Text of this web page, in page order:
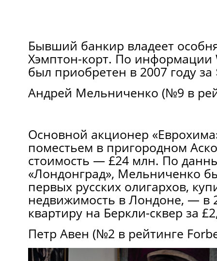
Бывший банкир владеет
Хэмптон-корт. По информации
был приобретен в 2007 году
Андрей Мельниченко (№9 в
Основной акционер
поместьем в пригородном
стоимость — £24 млн. По
«Лондонград», Мельниченко
первых русских олигархов,
недвижимость в Лондоне, — в
квартиру на Беркли-сквер за
Петр Авен (№2 в рейтинге